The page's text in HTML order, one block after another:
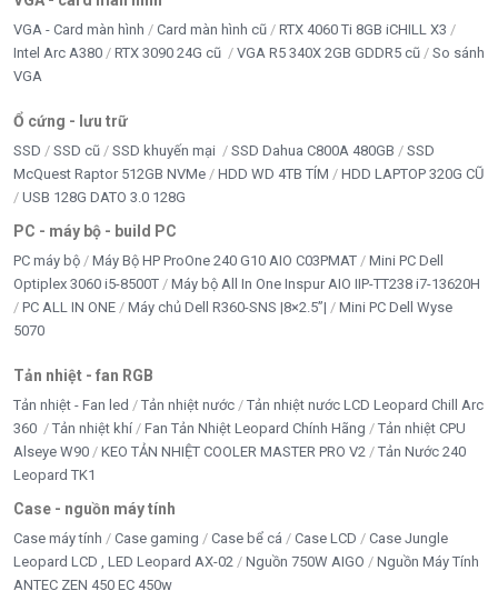
VGA - Card màn hình Card màn hình cũ
RTX 4060 Ti 8GB iCHILL X3
Intel Arc A380
RTX 3090 24G cũ VGA R5 340X 2GB GDDR5 cũ
So sánh
VGA
Ổ cứng - lưu trữ
SSD SSD cũ SSD khuyến mại SSD Dahua C800A 480GB
SSD
McQuest Raptor 512GB NVMe
HDD WD 4TB TÍM
HDD LAPTOP 320G CŨ
USB 128G DATO 3.0 128G
PC - máy bộ - build PC
PC máy bộ Máy Bộ HP ProOne 240 G10 AIO C03PMAT
Mini PC Dell
Optiplex 3060 i5-8500T
Máy bộ All In One Inspur AIO IIP-TT238 i7-13620H
PC ALL IN ONE
Máy chủ Dell R360-SNS |8×2.5”|
Mini PC Dell Wyse
5070
Tản nhiệt - fan RGB
Tản nhiệt - Fan led Tản nhiệt nước
Tản nhiệt nước LCD Leopard Chill Arc
360
Tản nhiệt khí Fan Tản Nhiệt Leopard Chính Hãng
Tản nhiệt CPU
Alseye W90
KEO TẢN NHIỆT COOLER MASTER PRO V2
Tản Nước 240
Leopard TK1
Case - nguồn máy tính
Case máy tính Case gaming Case bể cá Case LCD
Case Jungle
Leopard LCD , LED Leopard AX-02
Nguồn 750W AIGO
Nguồn Máy Tính
ANTEC ZEN 450 EC 450w